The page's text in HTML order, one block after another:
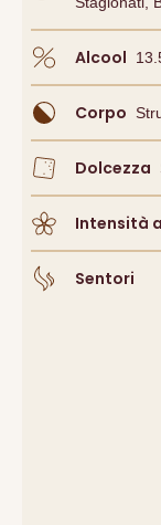
Alcool
Corpo
Dolcezza
Intensità
Sentori